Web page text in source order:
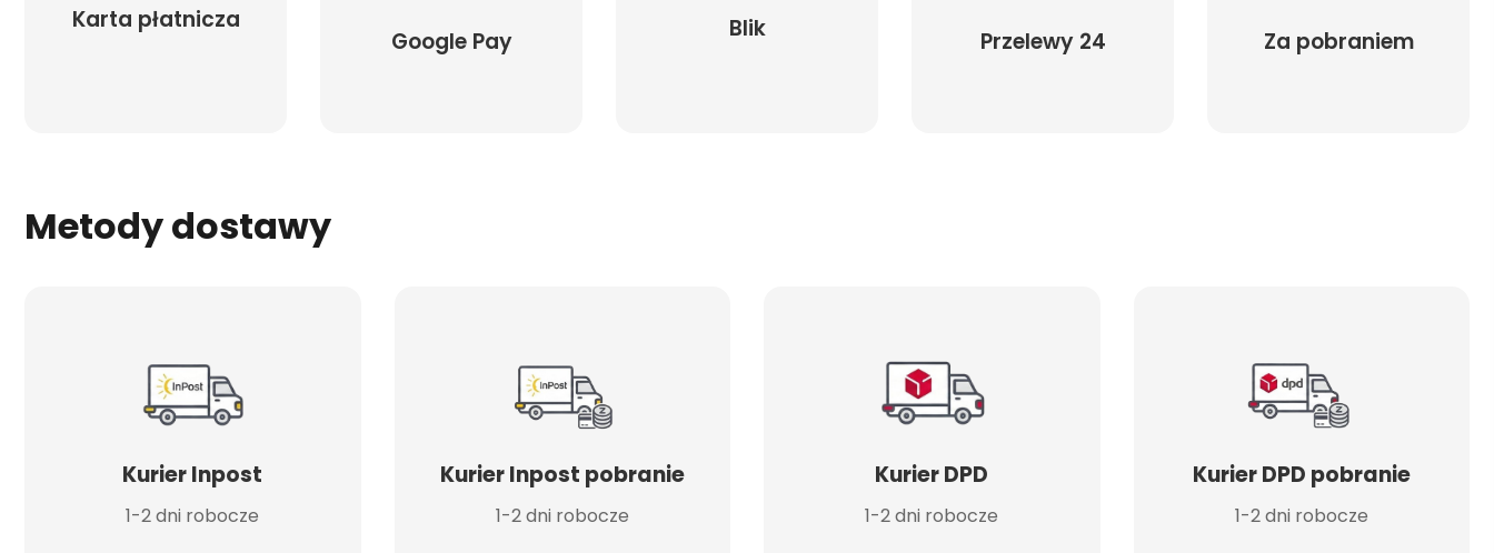
Karta płatnicza
Google Pay Blik Przelewy 24 Za pobraniem
Metody dostawy
Kurier Inpost
1-2 dni robocze
Kurier Inpost pobranie
1-2 dni robocze
Kurier DPD
1-2 dni robocze
Kurier DPD pobranie
1-2 dni robocze